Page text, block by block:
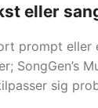
eller
prompt
SongGen’s
sig